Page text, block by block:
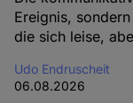
Ereignis,
die sich leise,
Udo Endruscheit
06.08.2026